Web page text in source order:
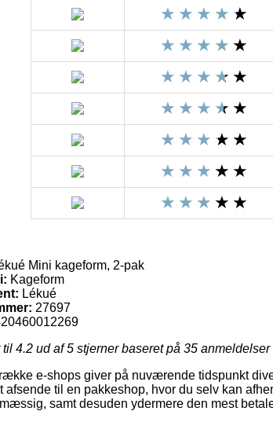
Mini kageform, 2-pak
Kageform
Lékué
27697
til 4.2 ud af 5 stjerner baseret på 35 anmeldelser
e-shops giver på nuværende tidspunkt
afsende til en pakkeshop, hvor du selv kan
samt desuden ydermere den mest